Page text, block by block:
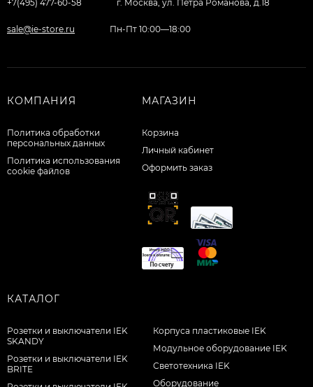
+7(495) 477-60-58 г. Москва, ул. Петра Романова, д.18
sale@ie-store.ru Пн-Пт 10:00—18:00
КОМПАНИЯ
Политика обработки
персональных данных
Политика использования
cookie файлов
МАГАЗИН
Корзина
Личный кабинет
Оформить заказ
КАТАЛОГ
Розетки и выключатели IEK
SKANDY
Розетки и выключатели IEK
BRITE
Корпуса пластиковые IEK
Модульное оборудование IEK
Светотехника IEK
Оборудование